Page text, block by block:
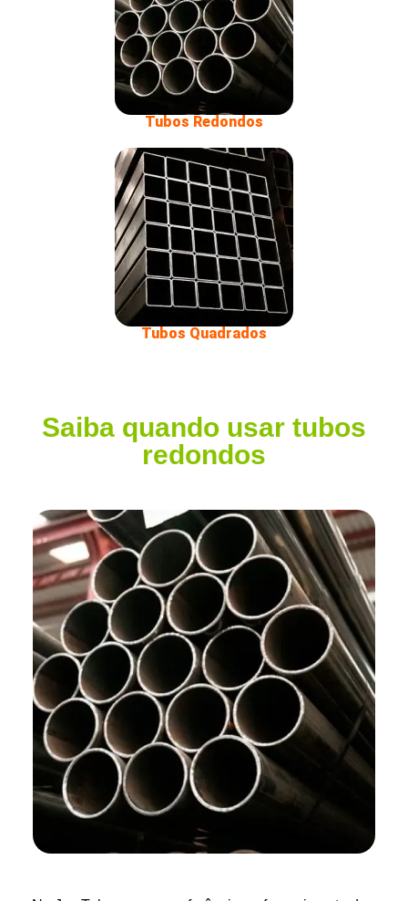
Tubos Redondos
Tubos Quadrados
Saiba quando usar tubos
redondos